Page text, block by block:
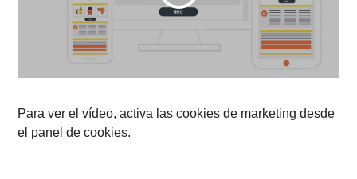
Para ver el vídeo, activa las cookies de marketing desde
el panel de cookies.